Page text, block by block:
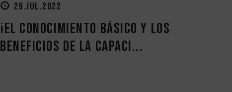
29.JUL.2022
¡El conocimiento básico y los
beneficios de la capaci...